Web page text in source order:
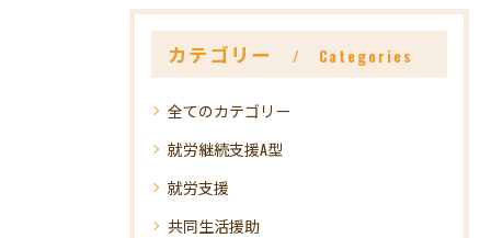
カテゴリー Categories
全てのカテゴリー
就労継続支援A型
就労支援
共同生活援助